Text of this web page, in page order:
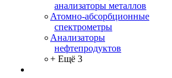
анализаторы металлов
Атомно-абсорбционные
спектрометры
Анализаторы
нефтепродуктов
+ Ещё 3